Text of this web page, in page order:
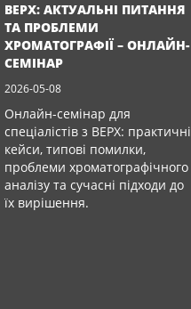
ВЕРХ: АКТУАЛЬНІ ПИТАННЯ
ТА ПРОБЛЕМИ
ХРОМАТОГРАФІЇ – ОНЛАЙН-
СЕМІНАР
2026-05-08
Онлайн-семінар для
спеціалістів з ВЕРХ: практичні
кейси, типові помилки,
проблеми хроматографічного
аналізу та сучасні підходи до
їх вирішення.